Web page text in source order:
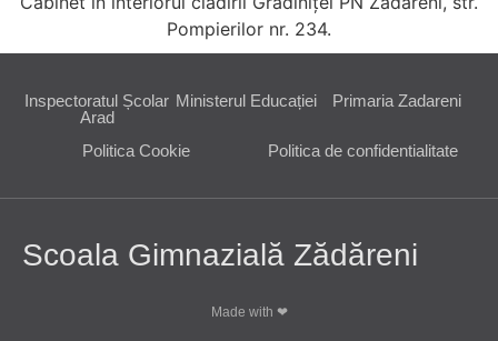
Pompierilor nr. 234.
Inspectoratul Școlar
Arad
Ministerul Educației Primaria Zadareni
Politica Cookie Politica de confidentialitate
Scoala Gimnazială Zădăreni
Made with ❤